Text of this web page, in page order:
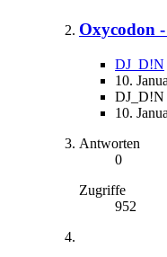
Oxycodon
DJ_D!N
10.
DJ_D!N
10.
Antworten
0
Zugriffe
952